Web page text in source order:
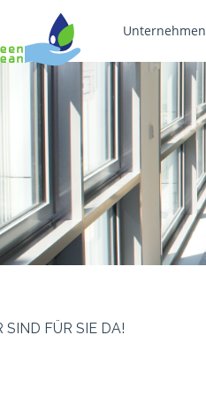
Unternehmen
SIND FÜR SIE DA!